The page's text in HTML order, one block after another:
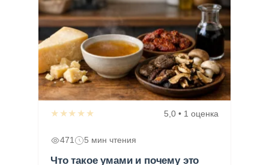
★★★★★ 5,0 • 1 оценка
471 5 мин чтения
Что такое умами и почему это